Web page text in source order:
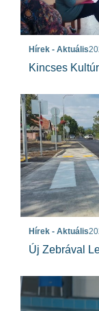
Hírek - Aktuális
Kincses
Hírek - Aktuális
Új Zebrával